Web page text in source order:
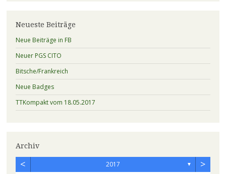
Neueste Beiträge
Neue Beiträge in FB
Neuer PGS CITO
Bitsche/Frankreich
Neue Badges
TTKompakt vom 18.05.2017
Archiv
< 2017 ▼ >